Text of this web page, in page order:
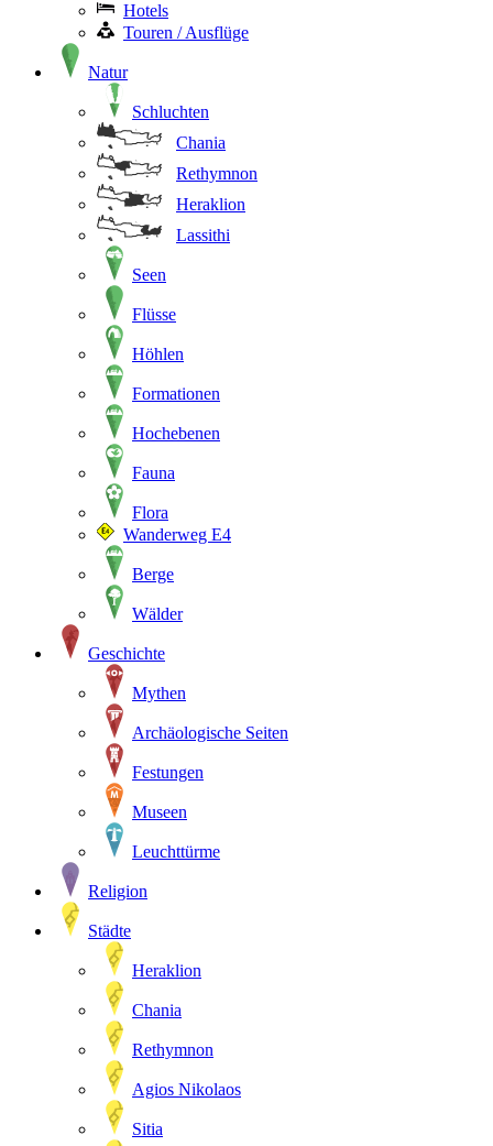
Hotels
Touren / Ausflüge
Natur
Schluchten
Chania
Rethymnon
Heraklion
Lassithi
Seen
Flüsse
Höhlen
Formationen
Hochebenen
Fauna
Flora
Wanderweg E4
Berge
Wälder
Geschichte
Mythen
Archäologische Seiten
Festungen
Museen
Leuchttürme
Religion
Städte
Heraklion
Chania
Rethymnon
Agios Nikolaos
Sitia